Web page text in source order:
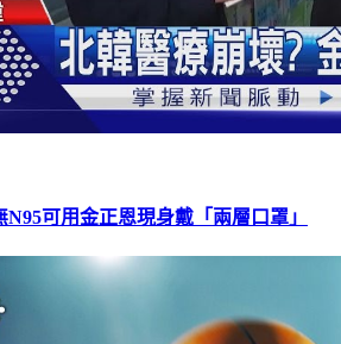
可用金正恩現身戴「兩層口罩」